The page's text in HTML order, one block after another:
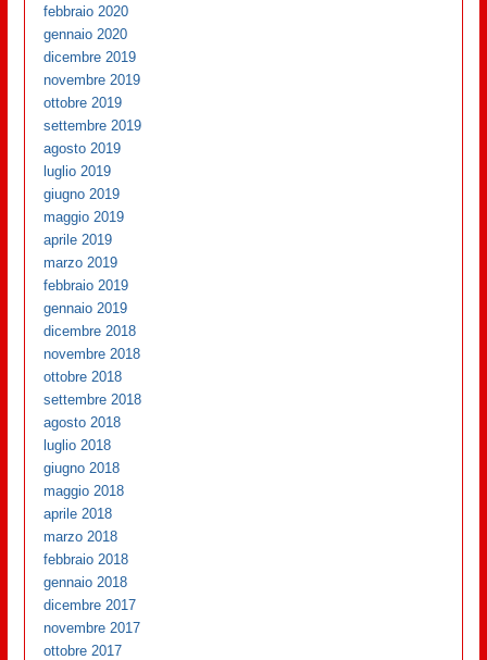
febbraio 2020
gennaio 2020
dicembre 2019
novembre 2019
ottobre 2019
settembre 2019
agosto 2019
luglio 2019
giugno 2019
maggio 2019
aprile 2019
marzo 2019
febbraio 2019
gennaio 2019
dicembre 2018
novembre 2018
ottobre 2018
settembre 2018
agosto 2018
luglio 2018
giugno 2018
maggio 2018
aprile 2018
marzo 2018
febbraio 2018
gennaio 2018
dicembre 2017
novembre 2017
ottobre 2017